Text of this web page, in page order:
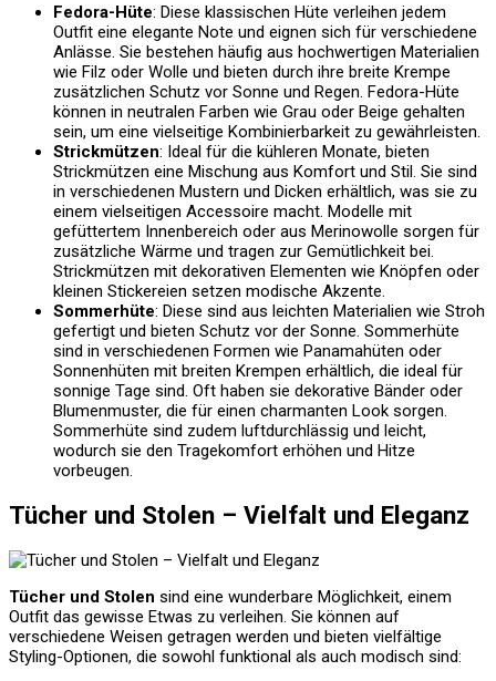
Fedora-Hüte: Diese klassischen Hüte verleihen jedem
Outfit eine elegante Note und eignen sich für verschiedene
Anlässe. Sie bestehen häufig aus hochwertigen Materialien
wie Filz oder Wolle und bieten durch ihre breite Krempe
zusätzlichen Schutz vor Sonne und Regen. Fedora-Hüte
können in neutralen Farben wie Grau oder Beige gehalten
sein, um eine vielseitige Kombinierbarkeit zu gewährleisten.
Strickmützen: Ideal für die kühleren Monate, bieten
Strickmützen eine Mischung aus Komfort und Stil. Sie sind
in verschiedenen Mustern und Dicken erhältlich, was sie zu
einem vielseitigen Accessoire macht. Modelle mit
gefüttertem Innenbereich oder aus Merinowolle sorgen für
zusätzliche Wärme und tragen zur Gemütlichkeit bei.
Strickmützen mit dekorativen Elementen wie Knöpfen oder
kleinen Stickereien setzen modische Akzente.
Sommerhüte: Diese sind aus leichten Materialien wie Stroh
gefertigt und bieten Schutz vor der Sonne. Sommerhüte
sind in verschiedenen Formen wie Panamahüten oder
Sonnenhüten mit breiten Krempen erhältlich, die ideal für
sonnige Tage sind. Oft haben sie dekorative Bänder oder
Blumenmuster, die für einen charmanten Look sorgen.
Sommerhüte sind zudem luftdurchlässig und leicht,
wodurch sie den Tragekomfort erhöhen und Hitze
vorbeugen.
Tücher und Stolen – Vielfalt und Eleganz
Tücher und Stolen sind eine wunderbare Möglichkeit, einem
Outfit das gewisse Etwas zu verleihen. Sie können auf
verschiedene Weisen getragen werden und bieten vielfältige
Styling-Optionen, die sowohl funktional als auch modisch sind: